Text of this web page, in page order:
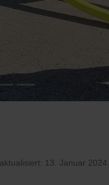
13. Januar 2024